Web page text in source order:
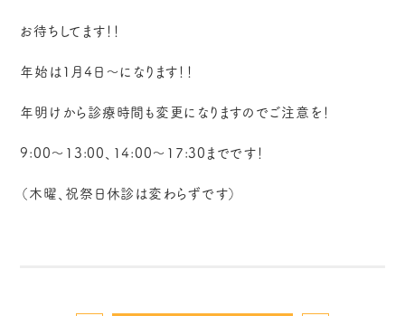
お待ちしてます！！
年始は1月4日〜になります！！
年明けから診療時間も変更になりますのでご注意を！
9:00〜13:00、14:00〜17:30までです！
（木曜、祝祭日休診は変わらずです）